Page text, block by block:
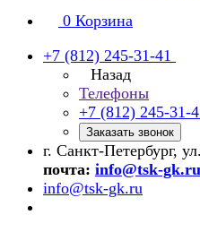
0 Корзина
+7 (812) 245-31-41
Назад
Телефоны
+7 (812) 245-31-
Заказать звонок
г. Санкт-Петербург,
почта: info@tsk-gk.ru
info@tsk-gk.ru